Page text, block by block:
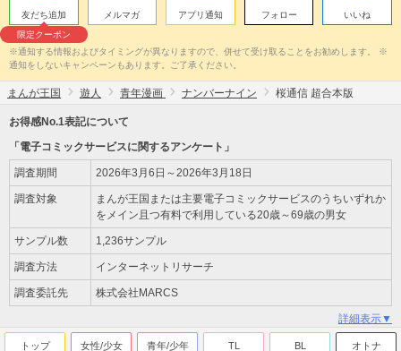
友だち追加
限定クーポン
メルマガ アプリ通知 フォロー いいね
※通知する情報およびタイミングが異なりますので、併せて受け取ることをお勧めします。 ※
通知をしないキャンペーンもあります。ご了承ください。
まんが王国 遊人 青年漫画 ナンバーナイン 桜通信 超合本版
お得感No.1表記について
「電子コミックサービスに関するアンケート」
調査期間 2026年3月6日～2026年3月18日
調査対象
まんが王国または主要電子コミックサービスのうちいずれか
をメイン且つ有料で利用している20歳～69歳の男女
サンプル数 1,236サンプル
調査方法 インターネットリサーチ
調査委託先 株式会社MARCS
詳細表示▼
トップ 女性/少女 青年/少年 TL BL オトナ